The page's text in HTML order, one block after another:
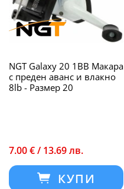
NGT Galaxy 20 1BB Макара
с преден аванс и влакно
8lb - Размер 20
7.00 € / 13.69 лв.
КУПИ